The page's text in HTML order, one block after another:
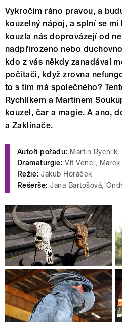
Vykročím ráno pravou, a
kouzelný nápoj, a splní se
kouzla nás doprovázejí od
nadpřirozeno nebo
kdo z vás někdy zanadával
počítači, když zrovna
to s tím má společného?
Rychlíkem a Martinem
kouzel, čar a magie. A ano,
a Zaklínače.
Autoři pořadu: Martin
Dramaturgie: Vít Vencl,
Režie: Jakub Horáček
Rešerše: Jana Bartošová,